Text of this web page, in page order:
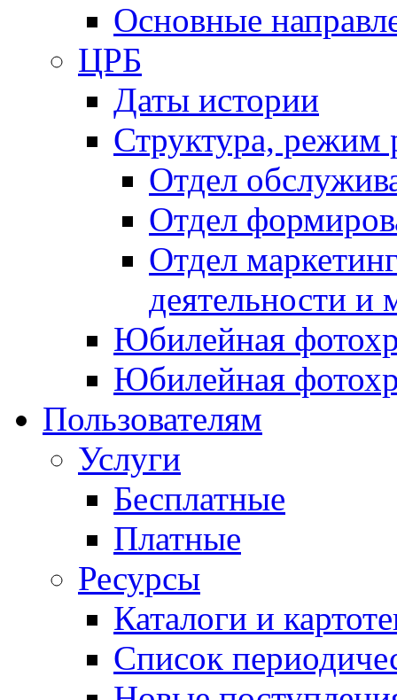
Основные
ЦРБ
Даты истории
Структура, режим
Отдел
Отдел
Отдел
деятельности и
Юбилейная
Юбилейная
Пользователям
Услуги
Бесплатные
Платные
Ресурсы
Каталоги и
Список